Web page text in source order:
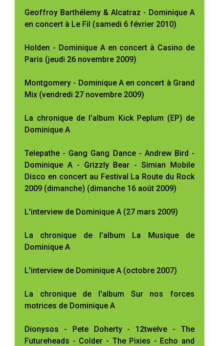
Geoffroy Barthélemy & Alcatraz - Dominique A
en concert à Le Fil (samedi 6 février 2010)
Holden - Dominique A en concert à Casino de
Paris (jeudi 26 novembre 2009)
Montgomery - Dominique A en concert à Grand
Mix (vendredi 27 novembre 2009)
La chronique de l'album Kick Peplum (EP) de
Dominique A
Telepathe - Gang Gang Dance - Andrew Bird -
Dominique A - Grizzly Bear - Simian Mobile
Disco en concert au Festival La Route du Rock
2009 (dimanche) (dimanche 16 août 2009)
L'interview de Dominique A (27 mars 2009)
La chronique de l'album La Musique de
Dominique A
L'interview de Dominique A (octobre 2007)
La chronique de l'album Sur nos forces
motrices de Dominique A
Dionysos - Pete Doherty - 12twelve - The
Futureheads - Colder - The Pixies - Echo and